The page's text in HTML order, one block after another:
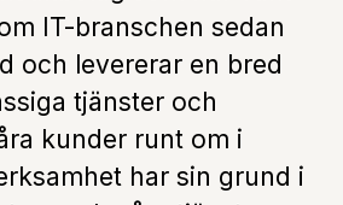
IT-branschen sedan
och levererar en bred
tjänster och
kunder runt om i
har sin grund i